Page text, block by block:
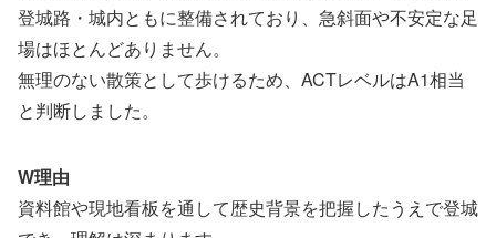
登城路・城内ともに整備されており、急斜面や不安定な足
場はほとんどありません。
無理のない散策として歩けるため、ACTレベルはA1相当
と判断しました。
W理由
資料館や現地看板を通して歴史背景を把握したうえで登城